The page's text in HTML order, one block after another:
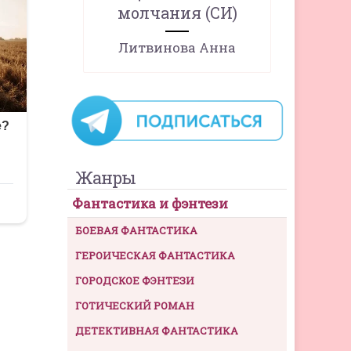
молчания (СИ)
Литвинова Анна
Жанры
Фантастика и фэнтези
БОЕВАЯ ФАНТАСТИКА
ГЕРОИЧЕСКАЯ ФАНТАСТИКА
ГОРОДСКОЕ ФЭНТЕЗИ
ГОТИЧЕСКИЙ РОМАН
ДЕТЕКТИВНАЯ ФАНТАСТИКА